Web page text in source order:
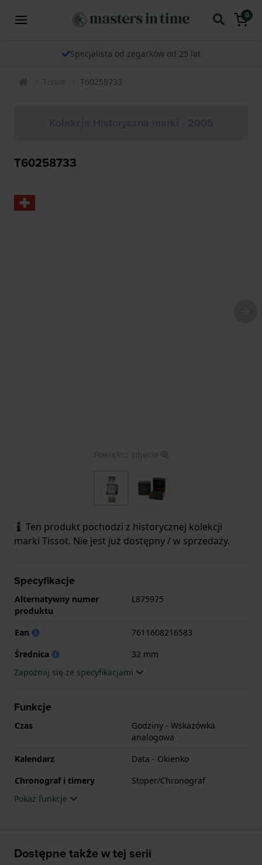
0
Specjalista od zegarków od 25 lat
Tissot T60258733
T60258733
Powiększ zdjęcie
Ten produkt pochodzi z historycznej kolekcji
marki Tissot. Nie jest już dostępny / w sprzedaży.
Specyfikacje
Alternatywny numer
produktu
L875975
Ean
7611608216583
Średnica
32 mm
Zapoznaj się ze specyfikacjami
Funkcje
Czas
Godziny - Wskazówka
analogowa
Kalendarz
Data - Okienko
Chronograf i timery
Stoper/Chronograf
Pokaż funkcje
Dostępne także w tej serii